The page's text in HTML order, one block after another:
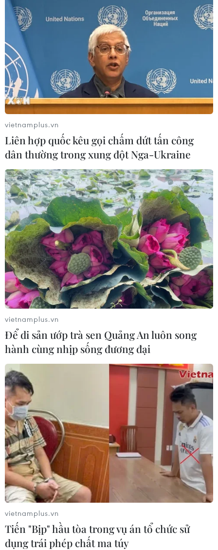
vietnamplus.vn
Liên hợp quốc kêu gọi chấm dứt tấn công
dân thường trong xung đột Nga-Ukraine
vietnamplus.vn
Để di sản ướp trà sen Quảng An luôn song
hành cùng nhịp sống đương đại
vietnamplus.vn
Tiến "Bịp" hầu tòa trong vụ án tổ chức sử
dụng trái phép chất ma túy